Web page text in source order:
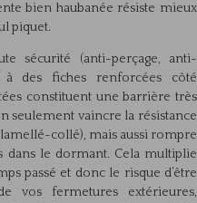
bien haubanée résiste mieux
piquet.
sécurité (anti-perçage, anti-
à des fiches renforcées côté
constituent une barrière très
seulement vaincre la résistance
collé), mais aussi rompre
dans le dormant. Cela multiplie
passé et donc le risque d’être
vos fermetures extérieures,